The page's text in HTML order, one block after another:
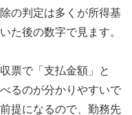
の判定は多くが所得基
た後の数字で見ます。
票で「支払金額」と
るのが分かりやすいで
提になるので、勤務先